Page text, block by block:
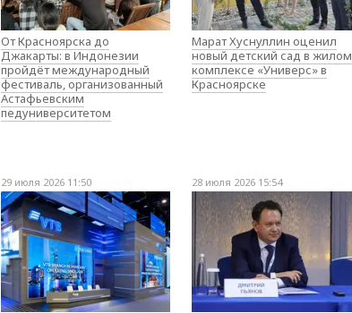
От Красноярска до
Джакарты: в Индонезии
пройдёт международный
фестиваль, организованный
Астафьевским
педуниверситетом
Марат Хуснуллин оценил
новый детский сад в жилом
комплексе «Универс» в
Красноярске
29 июля 2026 11:50 28 июля 2026 15:54